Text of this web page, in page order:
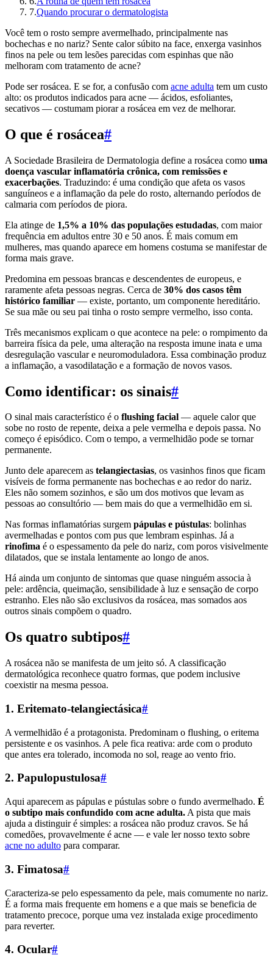
7.Quando procurar o dermatologista
Você tem o rosto sempre avermelhado, principalmente nas
bochechas e no nariz? Sente calor súbito na face, enxerga vasinhos
finos na pele ou tem lesões parecidas com espinhas que não
melhoram com tratamento de acne?
Pode ser rosácea. E se for, a confusão com acne adulta tem um custo
alto: os produtos indicados para acne — ácidos, esfoliantes,
secativos — costumam piorar a rosácea em vez de melhorar.
O que é rosácea#
A Sociedade Brasileira de Dermatologia define a rosácea como uma
doença vascular inflamatória crônica, com remissões e
exacerbações. Traduzindo: é uma condição que afeta os vasos
sanguíneos e a inflamação da pele do rosto, alternando períodos de
calmaria com períodos de piora.
Ela atinge de 1,5% a 10% das populações estudadas, com maior
frequência em adultos entre 30 e 50 anos. É mais comum em
mulheres, mas quando aparece em homens costuma se manifestar de
forma mais grave.
Predomina em pessoas brancas e descendentes de europeus, e
raramente afeta pessoas negras. Cerca de 30% dos casos têm
histórico familiar — existe, portanto, um componente hereditário.
Se sua mãe ou seu pai tinha o rosto sempre vermelho, isso conta.
Três mecanismos explicam o que acontece na pele: o rompimento da
barreira física da pele, uma alteração na resposta imune inata e uma
desregulação vascular e neuromoduladora. Essa combinação produz
a inflamação, a vasodilatação e a formação de novos vasos.
Como identificar: os sinais#
O sinal mais característico é o flushing facial — aquele calor que
sobe no rosto de repente, deixa a pele vermelha e depois passa. No
começo é episódico. Com o tempo, a vermelhidão pode se tornar
permanente.
Junto dele aparecem as telangiectasias, os vasinhos finos que ficam
visíveis de forma permanente nas bochechas e ao redor do nariz.
Eles não somem sozinhos, e são um dos motivos que levam as
pessoas ao consultório — bem mais do que a vermelhidão em si.
Nas formas inflamatórias surgem pápulas e pústulas: bolinhas
avermelhadas e pontos com pus que lembram espinhas. Já a
rinofima é o espessamento da pele do nariz, com poros visivelmente
dilatados, que se instala lentamente ao longo de anos.
Há ainda um conjunto de sintomas que quase ninguém associa à
pele: ardência, queimação, sensibilidade à luz e sensação de corpo
estranho. Eles não são exclusivos da rosácea, mas somados aos
outros sinais compõem o quadro.
Os quatro subtipos#
A rosácea não se manifesta de um jeito só. A classificação
dermatológica reconhece quatro formas, que podem inclusive
coexistir na mesma pessoa.
1. Eritemato-telangiectásica#
A vermelhidão é a protagonista. Predominam o flushing, o eritema
persistente e os vasinhos. A pele fica reativa: arde com o produto
que antes era tolerado, incomoda no sol, reage ao vento frio.
2. Papulopustulosa#
Aqui aparecem as pápulas e pústulas sobre o fundo avermelhado. É
o subtipo mais confundido com acne adulta. A pista que mais
ajuda a distinguir é simples: a rosácea não produz cravos. Se há
comedões, provavelmente é acne — e vale ler nosso texto sobre
acne no adulto para comparar.
3. Fimatosa#
Caracteriza-se pelo espessamento da pele, mais comumente no nariz.
É a forma mais frequente em homens e a que mais se beneficia de
tratamento precoce, porque uma vez instalada exige procedimento
para reverter.
4. Ocular#